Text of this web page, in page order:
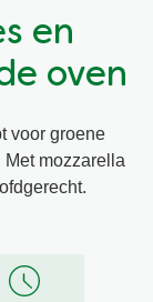
en
oven
voor groene
Met mozzarella